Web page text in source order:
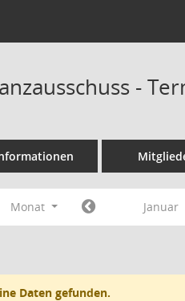
-
Monat Januar
Daten gefunden.